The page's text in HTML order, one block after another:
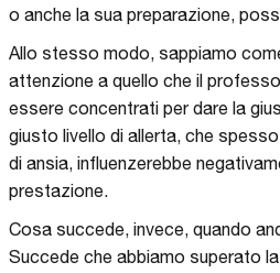
o anche la sua preparazione,
Allo stesso modo, sappiamo
attenzione a quello che il
essere concentrati per dare la
giusto livello di allerta, che
di ansia, influenzerebbe
prestazione.
Cosa succede, invece, quando
Succede che abbiamo superato